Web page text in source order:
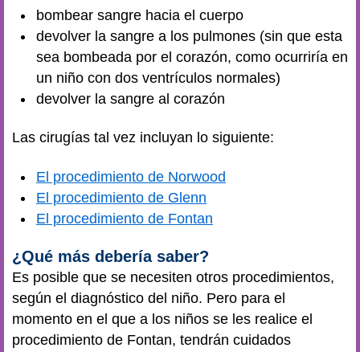
bombear sangre hacia el cuerpo
devolver la sangre a los pulmones (sin que esta
sea bombeada por el corazón, como ocurriría en
un niño con dos ventrículos normales)
devolver la sangre al corazón
Las cirugías tal vez incluyan lo siguiente:
El procedimiento de Norwood
El procedimiento de Glenn
El procedimiento de Fontan
¿Qué más debería saber?
Es posible que se necesiten otros procedimientos,
según el diagnóstico del niño. Pero para el
momento en el que a los niños se les realice el
procedimiento de Fontan, tendrán cuidados